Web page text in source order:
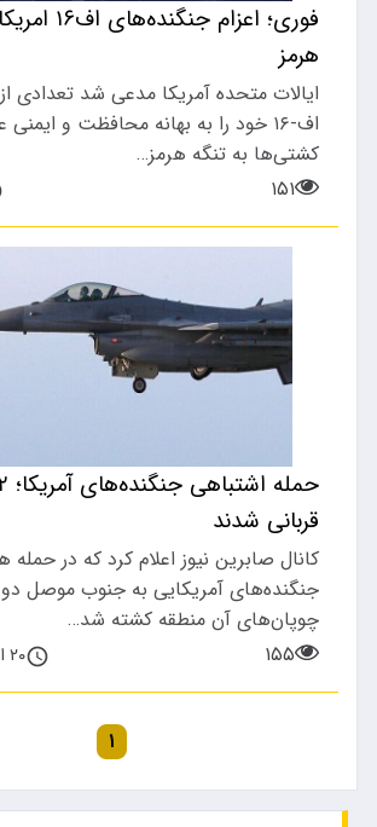
فوری؛ اعزام
هرمز
ایالات متحده آمریکا مدعی شد تعدادی
اف-۱۶ خود را به بهانه محافظت و ایمنی
کشتی‌ها به تنگه هرمز…
۱۵۱
قربانی شدند
کانال صابرین نیوز اعلام کرد که در حمله
جنگنده‌های آمریکایی به جنوب موصل دو
چوپان‌های آن منطقه کشته شد…
۱۵۵
۲۰ اردیبهشت ۱۴۰۱
۱